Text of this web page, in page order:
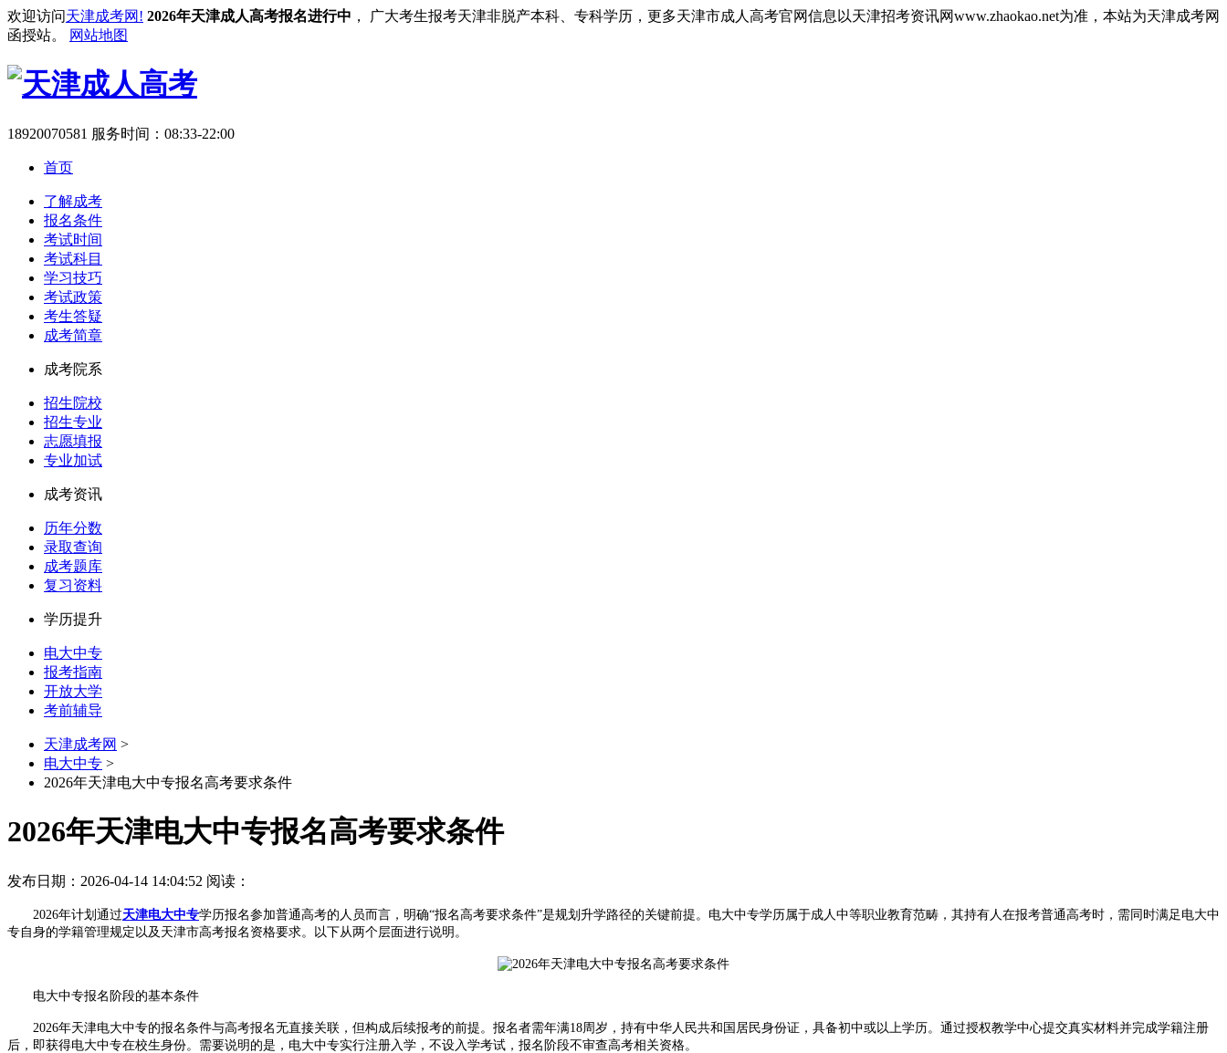
欢迎访问天津成考网! 2026年天津成人高考报名进行中 ， 广大考生报考天津非脱产本科、专科学历，更多天津市成人高考官网信息以天津招考资讯网www.zhaokao.net为准，本站为天津成考网
函授站。
网站地图
18920070581 服务时间：08:33-22:00
首页
了解成考
报名条件
考试时间
考试科目
学习技巧
考试政策
考生答疑
成考简章
成考院系
招生院校
招生专业
志愿填报
专业加试
成考资讯
历年分数
录取查询
成考题库
复习资料
学历提升
电大中专
报考指南
开放大学
考前辅导
天津成考网 >
电大中专 >
2026年天津电大中专报名高考要求条件
2026年天津电大中专报名高考要求条件
发布日期：2026-04-14 14:04:52 阅读：
2026年计划通过天津电大中专学历报名参加普通高考的人员而言，明确“报名高考要求条件”是规划升学路径的关键前提。电大中专学历属于成人中等职业教育范畴，其持有人在报考普通高考时，需同时满足电大中
专自身的学籍管理规定以及天津市高考报名资格要求。以下从两个层面进行说明。
电大中专报名阶段的基本条件
2026年天津电大中专的报名条件与高考报名无直接关联，但构成后续报考的前提。报名者需年满18周岁，持有中华人民共和国居民身份证，具备初中或以上学历。通过授权教学中心提交真实材料并完成学籍注册
后，即获得电大中专在校生身份。需要说明的是，电大中专实行注册入学，不设入学考试，报名阶段不审查高考相关资格。